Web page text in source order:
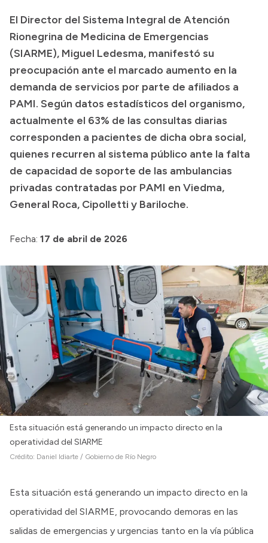
Accesos directos
SIU GUARANÍ
SECUNDARIO
TECNICATURAS
CAPACITACIONES
El Director del Sistema Integral de Atención
Rionegrina de Medicina de Emergencias
(SIARME), Miguel Ledesma, manifestó su
preocupación ante el marcado aumento en la
demanda de servicios por parte de afiliados a
PAMI. Según datos estadísticos del organismo,
actualmente el 63% de las consultas diarias
corresponden a pacientes de dicha obra social,
quienes recurren al sistema público ante la falta
de capacidad de soporte de las ambulancias
privadas contratadas por PAMI en Viedma,
General Roca, Cipolletti y Bariloche.
Fecha: 17 de abril de 2026
Esta situación está generando un impacto directo en la
operatividad del SIARME
Crédito: Daniel Idiarte / Gobierno de Río Negro
Esta situación está generando un impacto directo en la
operatividad del SIARME, provocando demoras en las
salidas de emergencias y urgencias tanto en la vía pública